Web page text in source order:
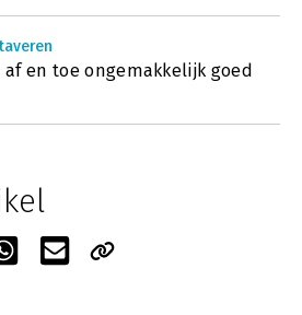
en toe ongemakkelijk goed